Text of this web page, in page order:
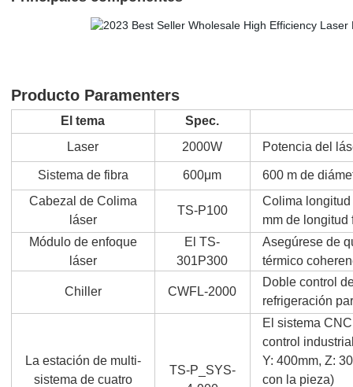
Producto Paramenters
El tema
Spec.
Laser
2000W Potencia del
Sistema de fibra 600μm
600 m de
Cabezal de Colima
láser
TS-P100
Colima
mm de longitud
Módulo de enfoque
láser
El TS-
301P300
Asegúrese de
térmico
Chiller CWFL-2000
Doble control
refrigeración
La estación de multi-
sistema de cuatro
TS-P_SYS-
El sistema
control
Y: 400mm, Z:
con la pieza)